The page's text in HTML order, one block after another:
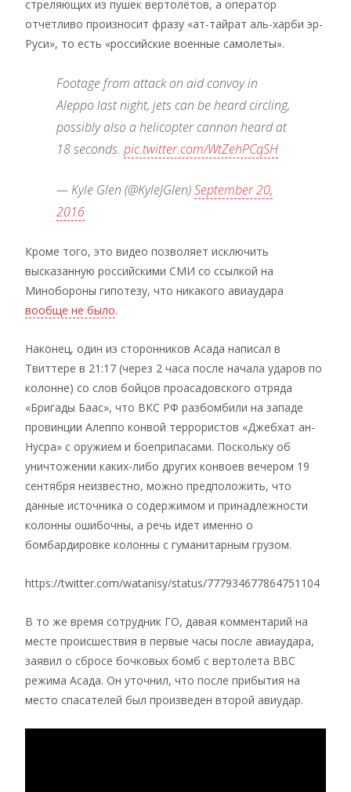
стреляющих из пушек вертолётов, а оператор
отчетливо произносит фразу «ат-тайрат аль-харби эр-
Руси», то есть «российские военные самолеты».
Footage from attack on aid convoy in
Aleppo last night, jets can be heard circling,
possibly also a helicopter cannon heard at
18 seconds. pic.twitter.com/WtZehPCqSH
— Kyle Glen (@KyleJGlen)September 20,
2016
Кроме того, это видео позволяет исключить
высказанную российскими СМИ со ссылкой на
Минобороны гипотезу, что никакого авиаудара
вообще не было.
Наконец, один из сторонников Асада написал в
Твиттере в 21:17 (через 2 часа после начала ударов по
колонне) со слов бойцов проасадовского отряда
«Бригады Баас», что ВКС РФ разбомбили на западе
провинции Алеппо конвой террористов «Джебхат ан-
Нусра» с оружием и боеприпасами. Поскольку об
уничтожении каких-либо других конвоев вечером 19
сентября неизвестно, можно предположить, что
данные источника о содержимом и принадлежности
колонны ошибочны, а речь идет именно о
бомбардировке колонны с гуманитарным грузом.
https://twitter.com/watanisy/status/777934677864751104
В то же время сотрудник ГО, давая комментарий на
месте происшествия в первые часы после авиаудара,
заявил о сбросе бочковых бомб с вертолета ВВС
режима Асада. Он уточнил, что после прибытия на
место спасателей был произведен второй авиудар.